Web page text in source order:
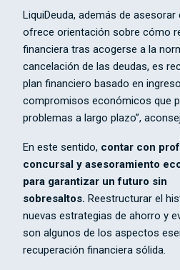
LiquiDeuda, además de asesorar
ofrece orientación sobre cómo
financiera tras acogerse a la
cancelación de las deudas, es
plan financiero basado en
compromisos económicos que
problemas a largo plazo”,
En este sentido, contar con
concursal y asesoramiento
para garantizar un futuro sin
sobresaltos. Reestructurar el
nuevas estrategias de ahorro y
son algunos de los aspectos
recuperación financiera sólida.